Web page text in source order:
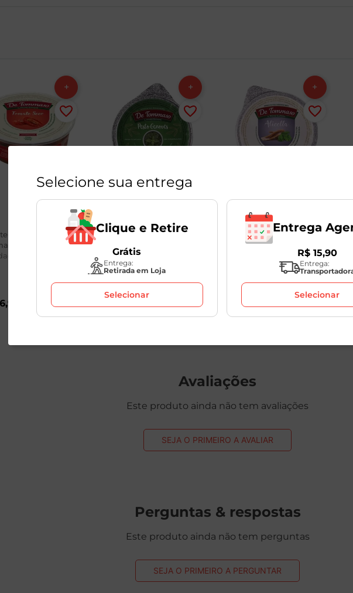
Seco De
150g
,98
Antepasto Pesto
Genovês De Tommaso
150g
1 Unidade
Pasta de Aliche e
Salsinha Alicella De
31
Avaliações
Este produto ainda não tem avaliações
SEJA O PRIMEIRO A AVALIAR
Perguntas & respostas
Este produto ainda não tem perguntas
SEJA O PRIMEIRO A PERGUNTAR
Selecione sua entrega
Clique e Retire
Grátis
Entrega:
Retirada em Loja
Selecionar
Entrega
R$ 15,90
Entrega:
Selecionar